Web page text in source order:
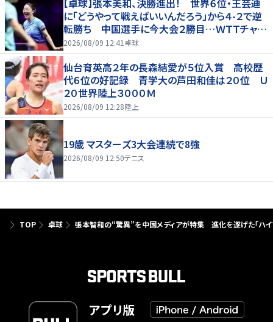
に「どうやって戦えばいいんだろう」から４-２で逆
転勝ち 中国選手に今大会２勝目…ＷＴＴチャン
ピオンズ横浜
2026/08/09 12:41 卓球
仙台育英高２年の長森結愛が５位入賞 高校歴
代６位の好記録 青学大の芦田和佳は２０位 Ｕ
２０世界陸上３０００Ｍ
2026/08/09 12:28陸上
19歳 マスターズ3大会連続で8強
2026/08/09 12:50テニス
TOP 卓球 張本智和の“驚異”を中国メディアが特集 進化を遂げた「ハイ
アプリ版